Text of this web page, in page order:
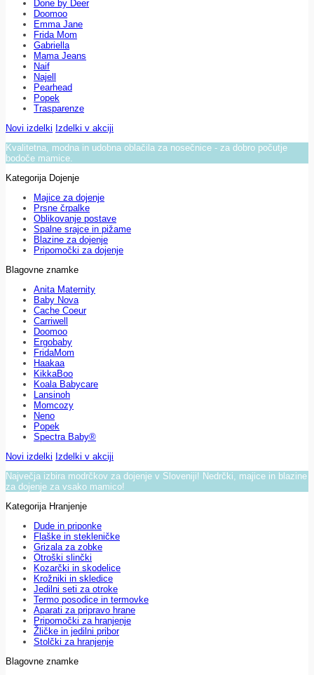
Done by Deer
Doomoo
Emma Jane
Frida Mom
Gabriella
Mama Jeans
Naif
Najell
Pearhead
Popek
Trasparenze
Novi izdelki Izdelki v akciji
Kvalitetna, modna in udobna oblačila za nosečnice - za dobro počutje
bodoče mamice.
Kategorija Dojenje
Majice za dojenje
Prsne črpalke
Oblikovanje postave
Spalne srajce in pižame
Blazine za dojenje
Pripomočki za dojenje
Blagovne znamke
Anita Maternity
Baby Nova
Cache Coeur
Carriwell
Doomoo
Ergobaby
FridaMom
Haakaa
KikkaBoo
Koala Babycare
Lansinoh
Momcozy
Neno
Popek
Spectra Baby®
Novi izdelki Izdelki v akciji
Največja izbira modrčkov za dojenje v Sloveniji! Nedrčki, majice in blazine
za dojenje za vsako mamico!
Kategorija Hranjenje
Dude in priponke
Flaške in stekleničke
Grizala za zobke
Otroški slinčki
Kozarčki in skodelice
Krožniki in skledice
Jedilni seti za otroke
Termo posodice in termovke
Aparati za pripravo hrane
Pripomočki za hranjenje
Žličke in jedilni pribor
Stolčki za hranjenje
Blagovne znamke